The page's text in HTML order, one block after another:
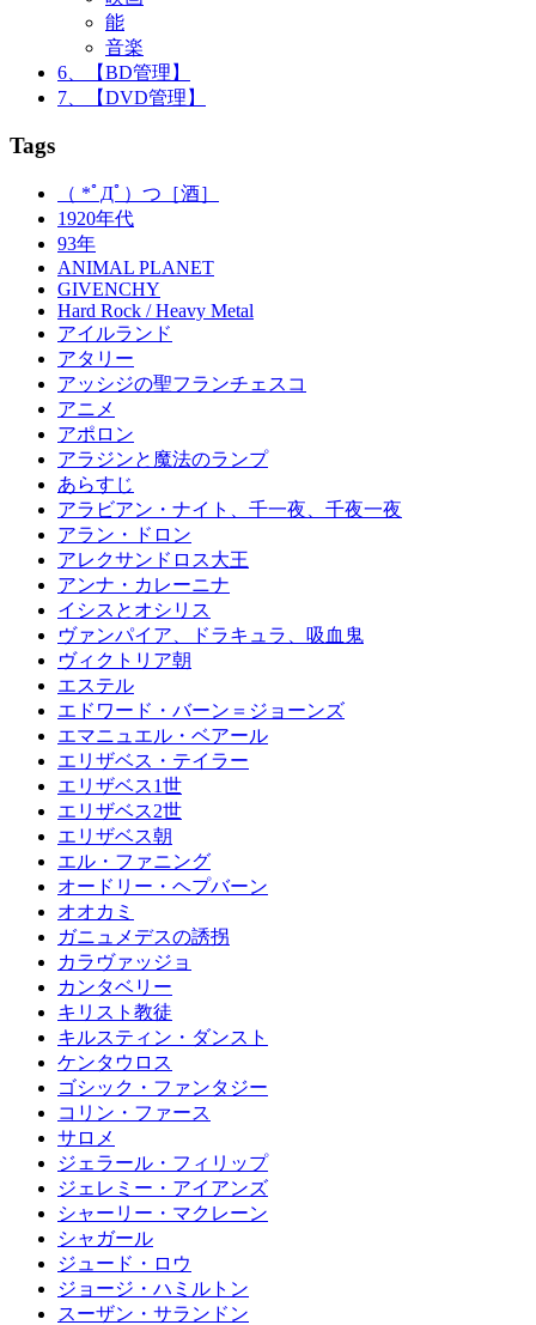
能
音楽
6、【BD管理】
7、【DVD管理】
Tags
（ *ﾟДﾟ）つ［酒］
1920年代
93年
ANIMAL PLANET
GIVENCHY
Hard Rock / Heavy Metal
アイルランド
アタリー
アッシジの聖フランチェスコ
アニメ
アポロン
アラジンと魔法のランプ
あらすじ
アラビアン・ナイト、千一夜、千夜一夜
アラン・ドロン
アレクサンドロス大王
アンナ・カレーニナ
イシスとオシリス
ヴァンパイア、ドラキュラ、吸血鬼
ヴィクトリア朝
エステル
エドワード・バーン＝ジョーンズ
エマニュエル・ベアール
エリザベス・テイラー
エリザベス1世
エリザベス2世
エリザベス朝
エル・ファニング
オードリー・ヘプバーン
オオカミ
ガニュメデスの誘拐
カラヴァッジョ
カンタベリー
キリスト教徒
キルスティン・ダンスト
ケンタウロス
ゴシック・ファンタジー
コリン・ファース
サロメ
ジェラール・フィリップ
ジェレミー・アイアンズ
シャーリー・マクレーン
シャガール
ジュード・ロウ
ジョージ・ハミルトン
スーザン・サランドン